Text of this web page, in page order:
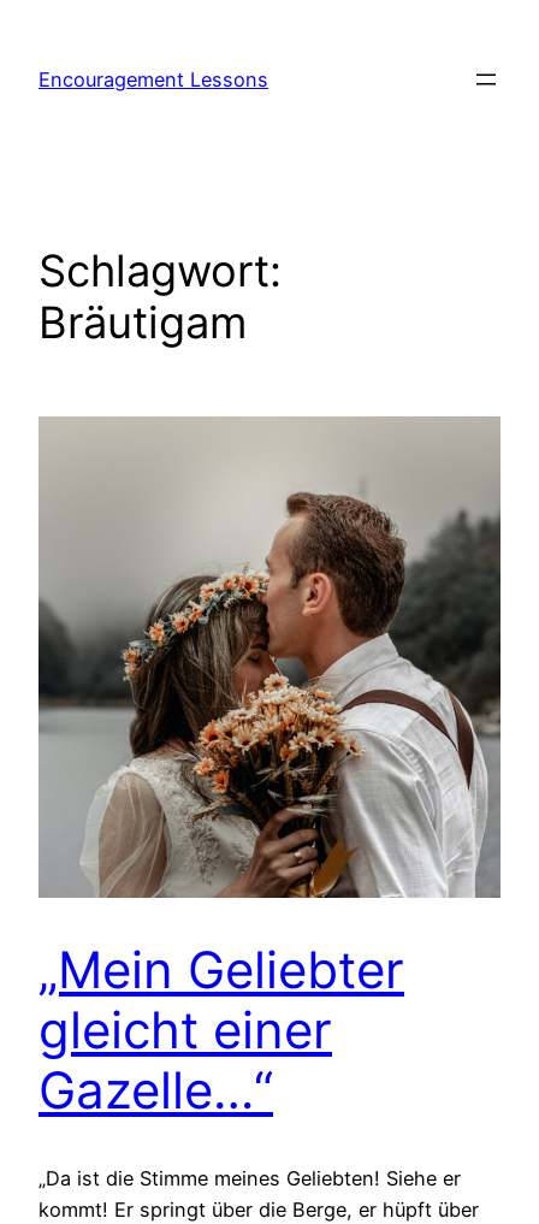
Encouragement Lessons
Schlagwort:
Bräutigam
„Mein Geliebter
gleicht einer
Gazelle…“
„Da ist die Stimme meines Geliebten! Siehe er
kommt! Er springt über die Berge, er hüpft über